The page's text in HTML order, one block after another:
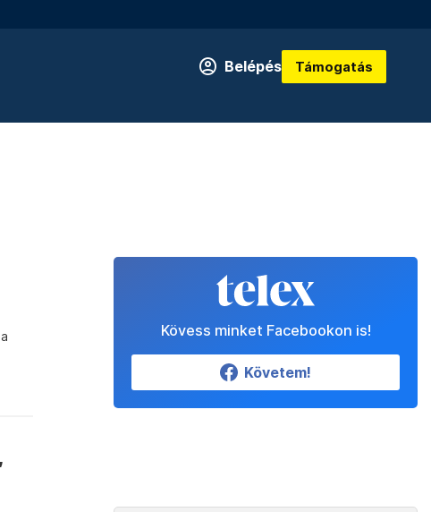
Belépés Támogatás
Kövess minket Facebookon is!
Követem!